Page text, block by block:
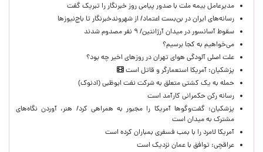
مدیرعامل بیمه ملت با صدور پیامی روز خبرنگار را تبریک گفت
رسانه‌های ایران در بن‌بست اعتماد/ از شهروندخبرنگار تا باج‌نیوزها
سقوط آسانسور در میدان آرژانتین/ ۹ نفر مصدوم شدند
می‌خواهیم به کجا برسیم؟
علت اصلی آلودگی هوای تهران در روزهای اخیر چه بود؟
پزشکیان: آمریکا استعمارگر و قاتل است
حمله به یک کشتی متعلق به شرکت نفت ابوظبی (ادنوک)
رسانه رکن حکمرانی کارآمد است
پزشکیان: گفت‌وگوها آمریکا را مجبور به همراهی کرد/ هنر، آوردن نگاه‌های
مشترک به میدان است
آمریکا لامرد را با بمب فسفری بمباران کرده است
عراقچی: توافق با عمان نزدیک است